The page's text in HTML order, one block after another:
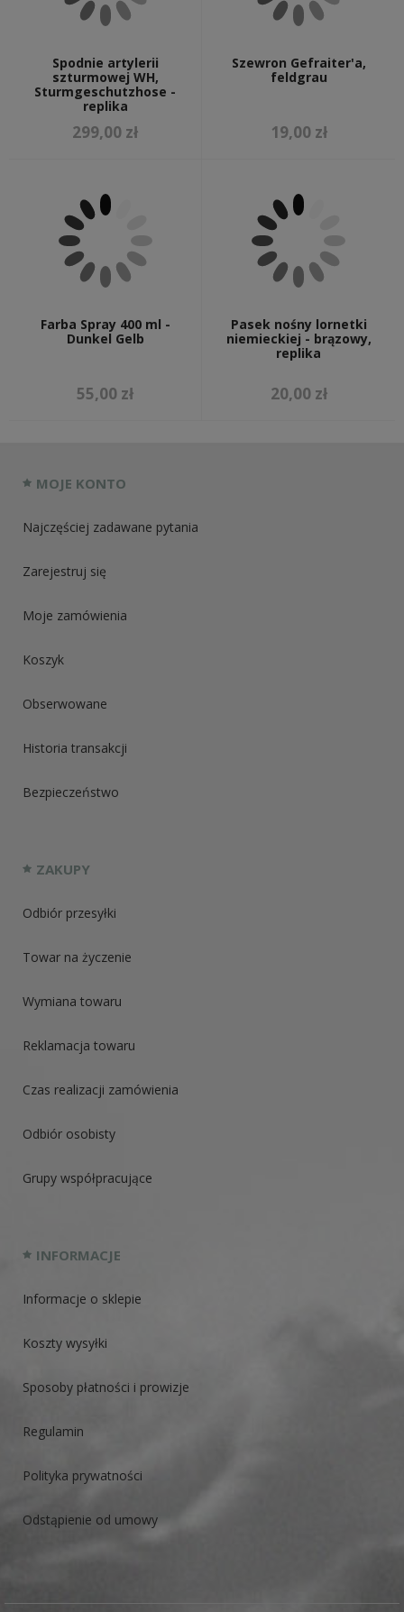
Spodnie artylerii
szturmowej WH,
Sturmgeschutzhose -
replika
299,00 zł
Szewron Gefraiter'a,
feldgrau
19,00 zł
Farba Spray 400 ml -
Dunkel Gelb
55,00 zł
Pasek nośny lornetki
niemieckiej - brązowy,
replika
20,00 zł
MOJE KONTO
Najczęściej zadawane pytania
Zarejestruj się
Moje zamówienia
Koszyk
Obserwowane
Historia transakcji
Bezpieczeństwo
ZAKUPY
Odbiór przesyłki
Towar na życzenie
Wymiana towaru
Reklamacja towaru
Czas realizacji zamówienia
Odbiór osobisty
Grupy współpracujące
INFORMACJE
Informacje o sklepie
Koszty wysyłki
Sposoby płatności i prowizje
Regulamin
Polityka prywatności
Odstąpienie od umowy